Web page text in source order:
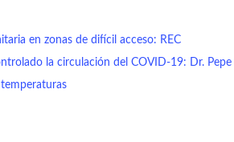
en zonas de difícil acceso: REC
la circulación del COVID-19: Dr. Pepe